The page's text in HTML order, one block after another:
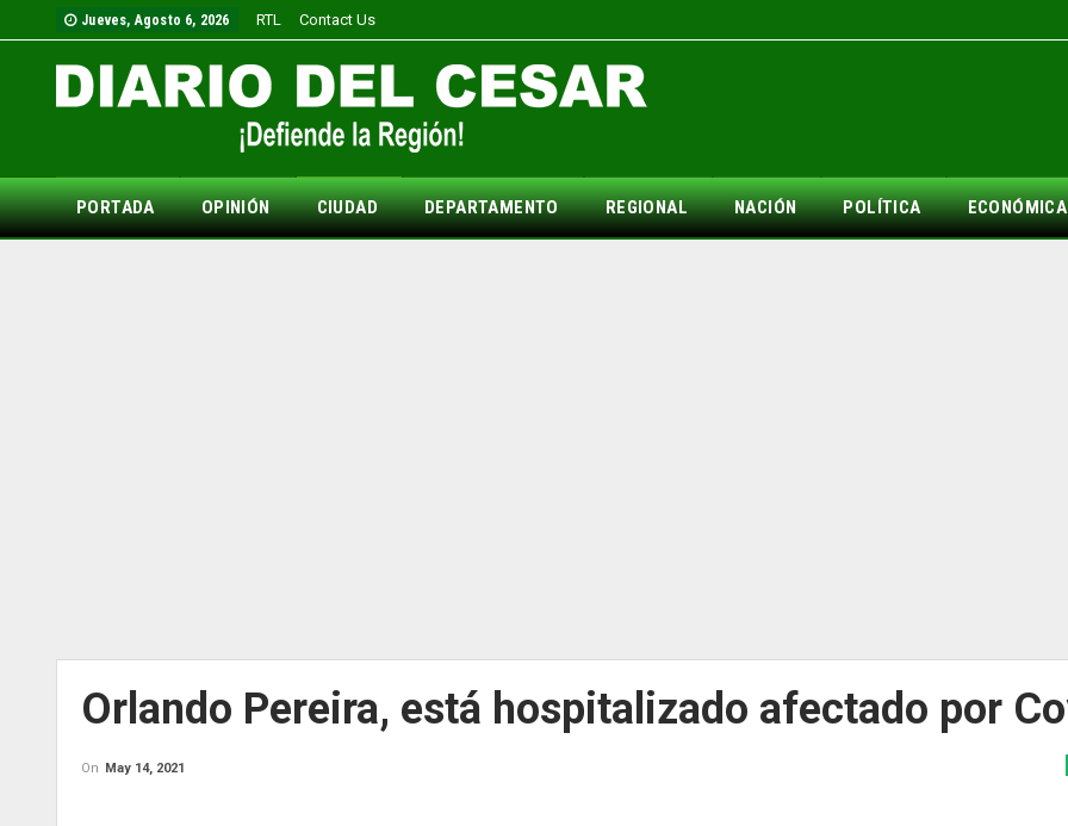
Jueves, Agosto 6, 2026 RTL Contact Us
PORTADA OPINIÓN CIUDAD DEPARTAMENTO REGIONAL NACIÓN POLÍTICA ECONÓMICA
Orlando Pereira, está hospitalizado afectado por
On May 14, 2021